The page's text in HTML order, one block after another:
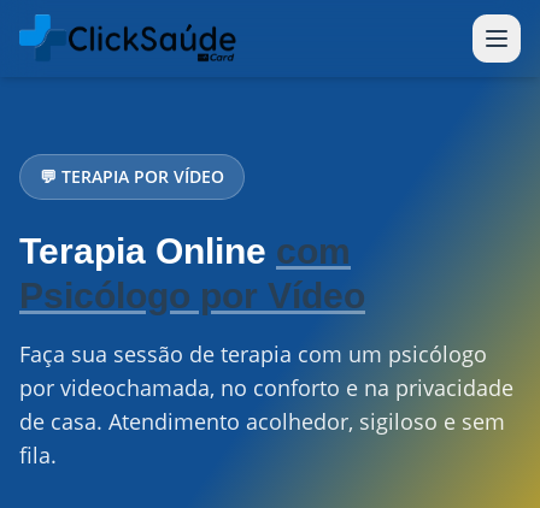
💬 TERAPIA POR VÍDEO
Terapia Online com
Psicólogo por Vídeo
Faça sua sessão de terapia com um psicólogo
por videochamada, no conforto e na privacidade
de casa. Atendimento acolhedor, sigiloso e sem
fila.